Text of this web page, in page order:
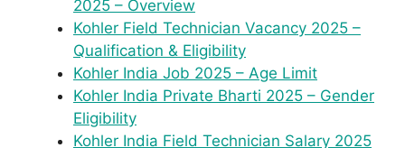
2025 – Overview
Kohler Field Technician Vacancy 2025 –
Qualification & Eligibility
Kohler India Job 2025 – Age Limit
Kohler India Private Bharti 2025 – Gender
Eligibility
Kohler India Field Technician Salary 2025